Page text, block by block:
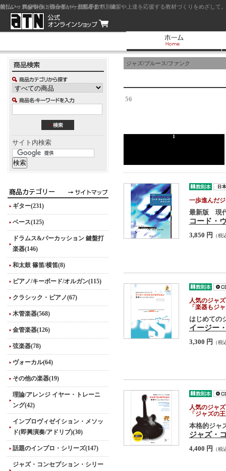
ジャズを中心に初心者から上級者まで、練習や上達を応援する教材づくりをめざし
サイト内検索
ギター(231)
ベース(125)
ドラムス&パーカッション 鍵盤打
楽器(146)
和太鼓 篠笛/横笛(8)
ピアノ/キーボード/オルガン(115)
クラシック・ピアノ(67)
木管楽器(568)
金管楽器(126)
弦楽器(78)
ヴォーカル(64)
その他の楽器(19)
理論/アレンジ イヤー・トレーニ
ング(42)
インプロヴィゼイション・メソッ
ド(即興演奏/アドリブ)(30)
話題のインプロ・シリーズ(147)
ジャズ・コンセプション・シリー
ジャズ/ブルース/ファンク
56
1
一歩進んだ
最新版 現
コード・
3,850 円 （税
人気のジャ
「楽器もジ
はじめての
イージー
3,300 円 （税
人気のジャ
「ジャズの
本格的ジャ
ジャズ・
4,400 円 （税
前払い：クレジットカード（一括払い）
後払い：代金引換（現金払い・代引手数料別途）
前払い：PayPay